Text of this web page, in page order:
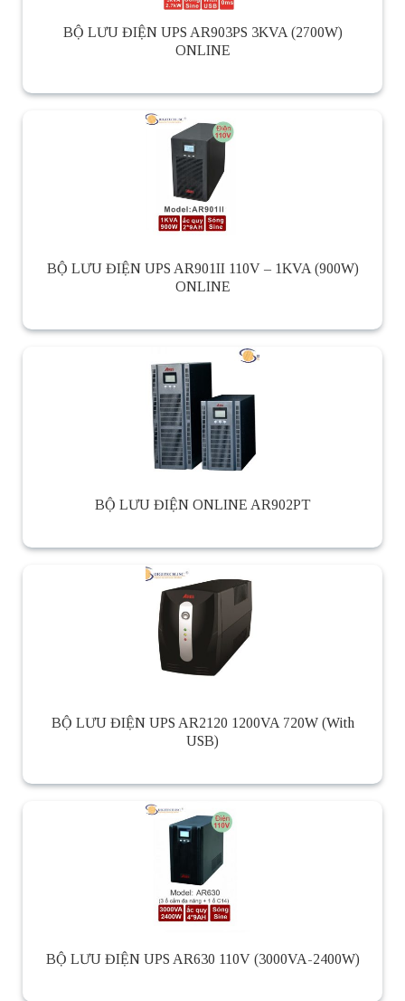
BỘ LƯU ĐIỆN UPS AR903PS 3KVA (2700W)
ONLINE
BỘ LƯU ĐIỆN UPS AR901II 110V – 1KVA (900W)
ONLINE
BỘ LƯU ĐIỆN ONLINE AR902PT
BỘ LƯU ĐIỆN UPS AR2120 1200VA 720W (With
USB)
BỘ LƯU ĐIỆN UPS AR630 110V (3000VA-2400W)